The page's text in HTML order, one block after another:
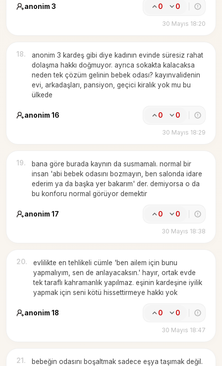
anonim 3 0 0
30 Mayıs 18:20
18.
anonim 3 kardeş gibi diye kadının evinde süresiz rahat
dolaşma hakkı doğmuyor. ayrıca sokakta kalacaksa
neden tek çözüm gelinin bebek odası? kayınvalidenin
evi, arkadaşları, pansiyon, geçici kiralık yok mu bu
ülkede
anonim 16 0 0
30 Mayıs 18:29
19.
bana göre burada kaynın da susmamalı. normal bir
insan 'abi bebek odasını bozmayın, ben salonda idare
ederim ya da başka yer bakarım' der. demiyorsa o da
bu konforu normal görüyor demektir
anonim 17 0 0
30 Mayıs 18:38
20.
evlilikte en tehlikeli cümle 'ben ailem için bunu
yapmalıyım, sen de anlayacaksın.' hayır, ortak evde
tek taraflı kahramanlık yapılmaz. eşinin kardeşine iyilik
yapmak için seni kötü hissettirmeye hakkı yok
anonim 18 0 0
30 Mayıs 18:47
21 .
bebeğin odasını boşaltmak sadece eşya taşımak değil.